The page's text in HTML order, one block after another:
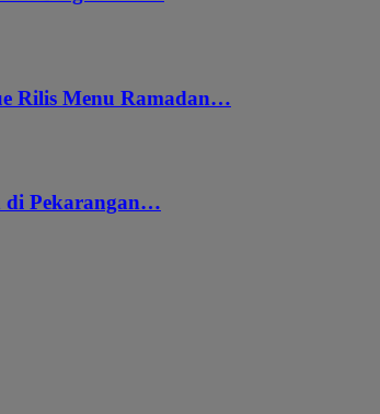
Rilis Menu Ramadan…
di Pekarangan…